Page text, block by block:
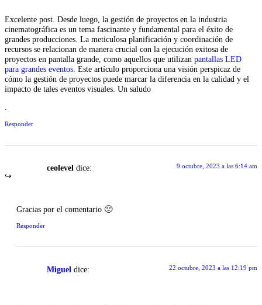
Excelente post. Desde luego, la gestión de proyectos en la industria
cinematográfica es un tema fascinante y fundamental para el éxito de
grandes producciones. La meticulosa planificación y coordinación de
recursos se relacionan de manera crucial con la ejecución exitosa de
proyectos en pantalla grande, como aquellos que utilizan pantallas LED
para grandes eventos . Este artículo proporciona una visión perspicaz de
cómo la gestión de proyectos puede marcar la diferencia en la calidad y el
impacto de tales eventos visuales. Un saludo
.
Responder
ceolevel dice: 9 octubre, 2023 a las 6:14 am
Gracias por el comentario 🙂
Responder
Miguel dice: 22 octubre, 2023 a las 12:19 pm